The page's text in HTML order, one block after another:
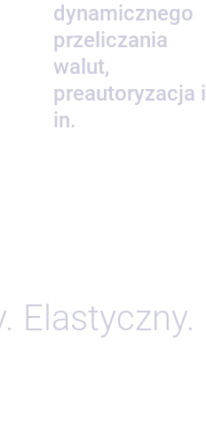
dynamicznego
przeliczania
walut,
preautoryzacja i
in.
Elastyczny.